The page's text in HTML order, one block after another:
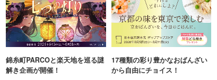
錦糸町PARCOと楽天地を巡る謎
解き企画が開催！
17種類の彩り豊かなおばんざい
から自由にチョイス！